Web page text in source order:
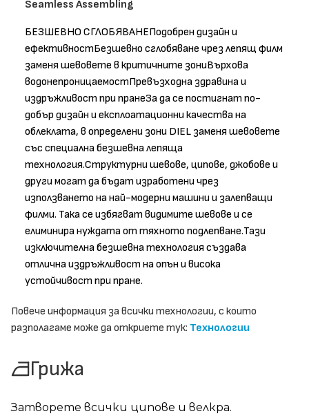
Seamless Assembling
БЕЗШЕВНО СГЛОБЯВАНЕПодобрен дизайн и
ефективностБезшевно сглобяване чрез лепящ филм
заменя шевовете в критичните зониВърхова
водонепроницаемостПревъзходна здравина и
издръжливост при пранеЗа да се постигнат по-
добър дизайн и експлоатационни качества на
облеклата, в определени зони DIEL заменя шевовете
със специална безшевна лепяща
технология.Структурни шевове, ципове, джобове и
други могат да бъдат изработени чрез
използването на най-модерни машини и залепващи
филми. Така се избягват видимите шевове и се
елиминира нуждата от тяхното подлепване.Тази
изключителна безшевна технология създава
отлична издръжливост на опън и висока
устойчивост при пране.
Повече информация за всички технологии, с които
разполагаме може да откриете тук: Технологии
Грижа
Затворете всички ципове и велкра.